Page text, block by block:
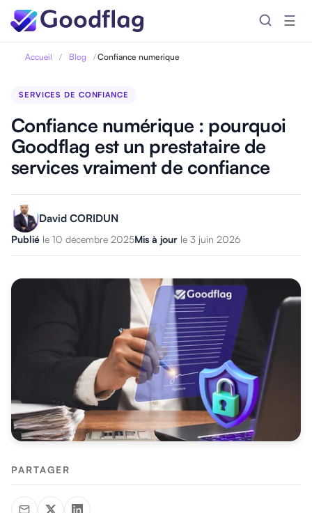
☰
Accueil / Blog /Confiance numerique
SERVICES DE CONFIANCE
Confiance numérique : pourquoi
Goodflag est un prestataire de
services vraiment de confiance
David CORIDUN
Publié le 10 décembre 2025Mis à jour le 3 juin 2026
PARTAGER